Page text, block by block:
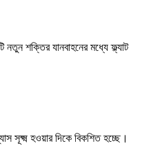
শক্তির যানবাহনের মধ্যে ফ্ল্যাট
সূক্ষ্ম হওয়ার দিকে বিকশিত হচ্ছে।